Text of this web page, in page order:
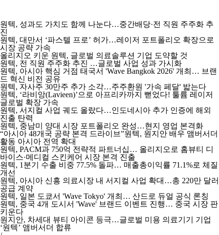
원텍, 성과도 가치도 함께 나눈다…중간배당·전 직원 주주화 추
진
원텍, 대만서 ‘파스텔 프로’ 허가…레이저 포트폴리오 확장으로
시장 공략 가속
올리지오 키운 원텍, 글로벌 의료솔루션 기업 도약할 것
원텍, 전 직원 주주화 추진 …글로벌 사업 성과 가시화
원텍, 아시아 핵심 거점 태국서 'Wave Bangkok 2026' 개최… 브랜
드 혁신 비전 공유
원텍, 자사주 30만주 추가 소각…주주환원 '가속 페달' 밟는다
원텍, ‘라비앙(Lavieen)’으로 아프리카까지 뻗었다! 툴륨 레이저
글로벌 확장 가속
원텍, 서지컬 사업 궤도 올랐다…인도네시아 추가 인증에 해외
진출 탄력
원텍, 중남미 양대 시장 포트폴리오 완성…현지 영업 본격화
“아시아 48개국 공략 본격 드라이브”원텍, 원지안 배우 앰버서더
활동 아시아 전역 확대
원텍, PACM과 750억 전략적 파트너십… 올리지오로 홈뷰티 디
바이스·메디컬 스킨케어 시장 본격 진출
원텍, 1분기 수출 비중 77.5% 돌파… 매출총이익률 71.1%로 체질
개선
원텍, 아시아 신흥 의료시장 내 서지컬 사업 확대…총 220만 달러
공급 계약
원텍, 일본 도쿄서 'Wave Tokyo' 개최… 산드로 듀얼 공식 론칭
원텍, 중국 4개 도시서 'Wave' 브랜드 이벤트 진행… 중국 시장 판
키운다
원지안, 차세대 뷰티 아이콘 등극…글로벌 미용 의료기기 기업
‘원텍’ 앰버서더 합류